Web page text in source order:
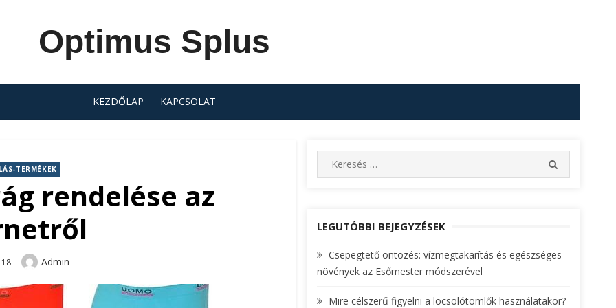
Optimus Splus
KEZDŐLAP KAPCSOLAT
TERMÉKEK
rendelése az
Author
Admin
e
c
f
o
E
LEGUTÓBBI BEJEGYZÉSEK
Csepegtető öntözés: vízmegtakarítás és egészséges
növények az Esőmester módszerével
Mire célszerű figyelni a locsolótömlők használatakor?